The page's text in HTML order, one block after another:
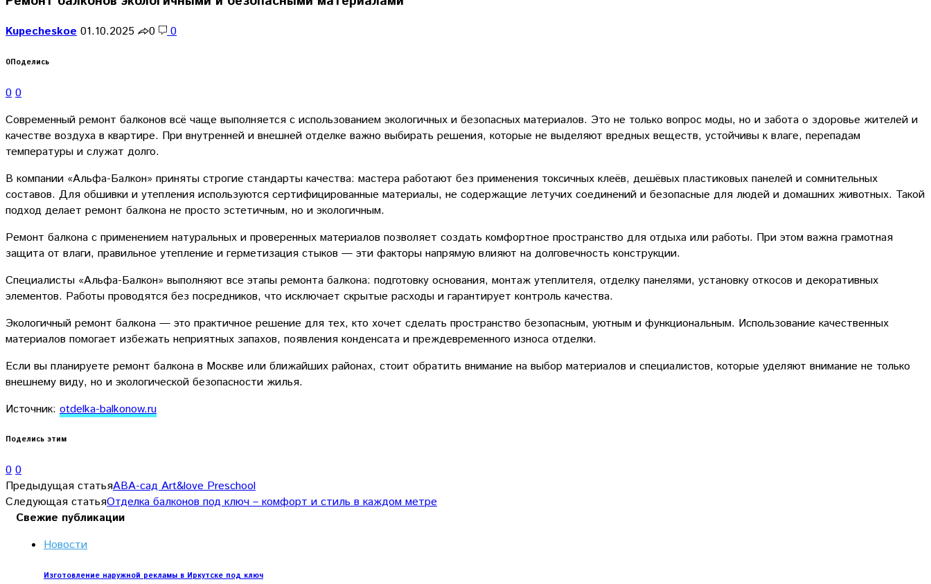
Kupecheskoe 01.10.2025 0 0
0Поделись
0 0
Современный ремонт балконов всё чаще выполняется с использованием экологичных и безопасных материалов. Это не только вопрос моды, но и забота о здоровье жителей и
качестве воздуха в квартире. При внутренней и внешней отделке важно выбирать решения, которые не выделяют вредных веществ, устойчивы к влаге, перепадам
температуры и служат долго.
В компании «Альфа-Балкон» приняты строгие стандарты качества: мастера работают без применения токсичных клеёв, дешёвых пластиковых панелей и сомнительных
составов. Для обшивки и утепления используются сертифицированные материалы, не содержащие летучих соединений и безопасные для людей и домашних животных. Такой
подход делает ремонт балкона не просто эстетичным, но и экологичным.
Ремонт балкона с применением натуральных и проверенных материалов позволяет создать комфортное пространство для отдыха или работы. При этом важна грамотная
защита от влаги, правильное утепление и герметизация стыков — эти факторы напрямую влияют на долговечность конструкции.
Специалисты «Альфа-Балкон» выполняют все этапы ремонта балкона: подготовку основания, монтаж утеплителя, отделку панелями, установку откосов и декоративных
элементов. Работы проводятся без посредников, что исключает скрытые расходы и гарантирует контроль качества.
Экологичный ремонт балкона — это практичное решение для тех, кто хочет сделать пространство безопасным, уютным и функциональным. Использование качественных
материалов помогает избежать неприятных запахов, появления конденсата и преждевременного износа отделки.
Если вы планируете ремонт балкона в Москве или ближайших районах, стоит обратить внимание на выбор материалов и специалистов, которые уделяют внимание не только
внешнему виду, но и экологической безопасности жилья.
Источник: otdelka-balkonow.ru
Поделись этим
0 0
Предыдущая статьяАВА-сад Art&love Preschool
Следующая статьяОтделка балконов под ключ – комфорт и стиль в каждом метре
Свежие публикации
Новости
Изготовление наружной рекламы в Иркутске под ключ